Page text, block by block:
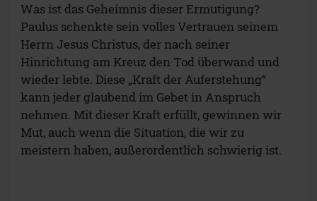
Was ist das Geheimnis dieser Ermutigung?
Paulus schenkte sein volles Vertrauen seinem
Herrn Jesus Christus, der nach seiner
Hinrichtung am Kreuz den Tod überwand und
wieder lebte. Diese „Kraft der Auferstehung“
kann jeder glaubend im Gebet in Anspruch
nehmen. Mit dieser Kraft erfüllt, gewinnen wir
Mut, auch wenn die Situation, die wir zu
meistern haben, außerordentlich schwierig ist.